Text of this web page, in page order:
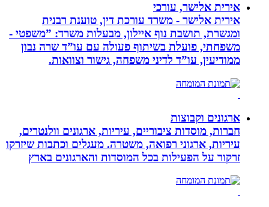
אירית אלישר, עורכי
אירית אלישר - משרד עורכת דין, טוענת רבנית
ומגשרת, תושבת נוף איילון, מבעלות משרד: ”משפטי -
משפחתי, פועלת בשיתוף פעולה עם עו”ד שרה נבון
ממודיעין, עו”ד לדיני משפחה, גישור וצוואות.
ארגונים וקבוצות
חברות, מוסדות ציבוריים, עיריות, ארגונים וולנטרים,
עיריות, ארגוני רפואה, משטרה. מעגלים וכתבות שיזרקו
זרקור על הפעילות בכל המוסדות והארגונים בארץ